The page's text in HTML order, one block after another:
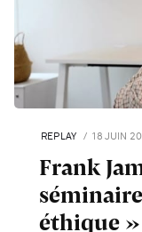
REPLAY 18 JUIN
Frank
éthique »